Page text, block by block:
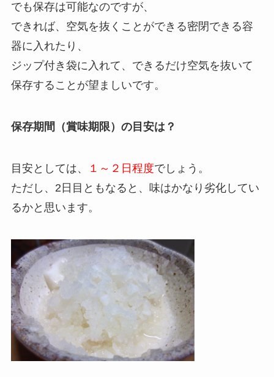
でも保存は可能なのですが、
できれば、空気を抜くことができる密閉できる容
器に入れたり、
ジップ付き袋に入れて、できるだけ空気を抜いて
保存することが望ましいです。
保存期間（賞味期限）の目安は？
目安としては、 １～２日程度でしょう。
ただし、2日目ともなると、味はかなり劣化してい
るかと思います。